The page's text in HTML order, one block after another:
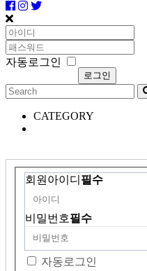
자동로그인
CATEGORY
회원아이디 필수
비밀번호필수
자동로그인